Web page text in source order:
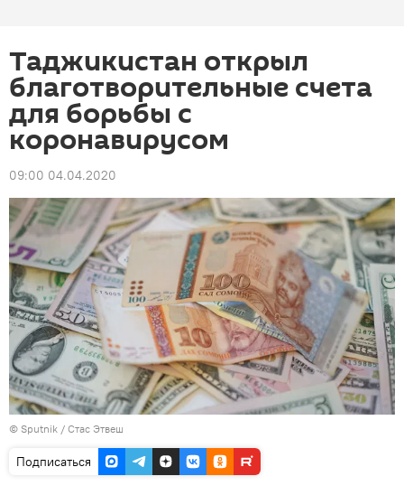
Таджикистан открыл
благотворительные счета
для борьбы с
коронавирусом
09:00 04.04.2020
© Sputnik / Стас Этвеш
Подписаться